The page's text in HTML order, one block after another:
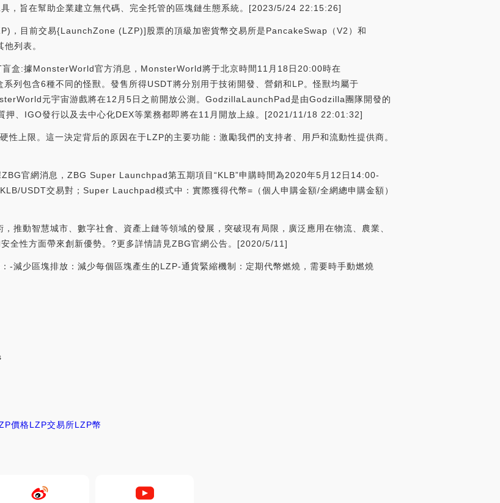
，旨在幫助企業建立無代碼、完全托管的區塊鏈生態系統。[2023/5/24 22:15:26]
，目前交易{LaunchZone (LZP)]股票的頂級加密貨幣交易所是PancakeSwap（V2）和
列表。
盒:據MonsterWorld官方消息，MonsterWorld將于北京時間11月18日20:00時在
列包含6種不同的怪獸。發售所得USDT將分別用于技術開發、營銷和LP。怪獸均屬于
元宇宙游戲將在12月5日之前開放公測。GodzillaLaunchPad是由Godzilla團隊開發的
押、IGO發行以及去中心化DEX等業務都即將在11月開放上線。[2021/11/18 22:01:32]
上限。這一決定背后的原因在于LZP的主要功能：激勵我們的支持者、用戶和流動性提供商。
官網消息，ZBG Super Launchpad第五期項目“KLB”申購時間為2020年5月12日14:00-
USDT交易對；Super Lauchpad模式中：實際獲得代幣=（個人申購金額/全網總申購金額）
推動智慧城市、數字社會、資產上鏈等領域的發展，突破現有局限，廣泛應用在物流、農業、
全性方面帶來創新優勢。?更多詳情請見ZBG官網公告。[2020/5/11]
-減少區塊排放：減少每個區塊產生的LZP-通貨緊縮機制：定期代幣燃燒，需要時手動燃燒
價格LZP交易所LZP幣